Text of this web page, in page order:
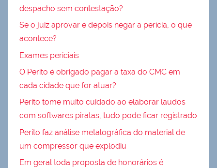
despacho sem contestação?
Se o juiz aprovar e depois negar a perícia, o que
acontece?
Exames periciais
O Perito é obrigado pagar a taxa do CMC em
cada cidade que for atuar?
Perito tome muito cuidado ao elaborar laudos
com softwares piratas, tudo pode ficar registrado
Perito faz análise metalográfica do material de
um compressor que explodiu
Em geral toda proposta de honorários é